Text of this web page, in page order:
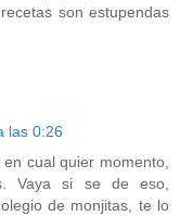
son estupendas
las 0:26
cual quier momento,
Vaya si se de eso,
de monjitas, te lo